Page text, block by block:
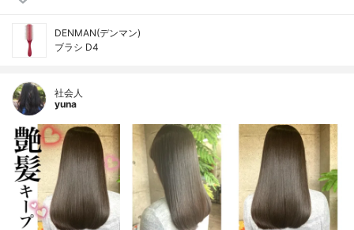
DENMAN(デンマン)
ブラシ D4
社会人
yuna